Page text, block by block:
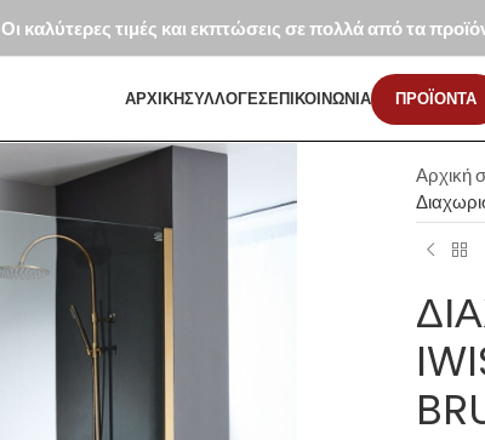
Οι καλύτερες τιμές και εκπτώσεις σε πολλά από τα
ΑΡΧΙΚΗΣΥΛΛΟΓΕΣΕΠΙΚΟΙΝΩΝΙΑ ΠΡΟΪΟΝΤΑ
Αρχική